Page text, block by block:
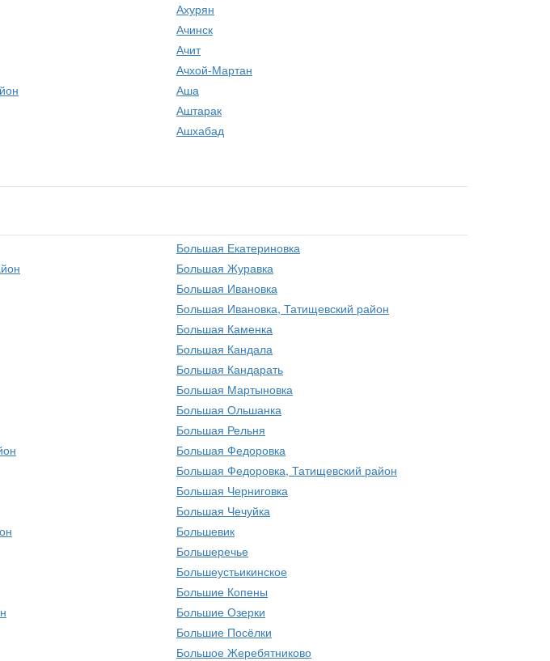
Ахурян
Ачинск
Ачит
Ачхой-Мартан
Аша
Аштарак
Ашхабад
Большая Екатериновка
Большая Журавка
Большая Ивановка
Большая Ивановка, Татищевский район
Большая Каменка
Большая Кандала
Большая Кандарать
Большая Мартыновка
Большая Ольшанка
Большая Рельня
Большая Федоровка
Большая Федоровка, Татищевский район
Большая Черниговка
Большая Чечуйка
Большевик
Большеречье
Большеустьикинское
Большие Копены
Большие Озерки
Большие Посёлки
Большое Жеребятниково